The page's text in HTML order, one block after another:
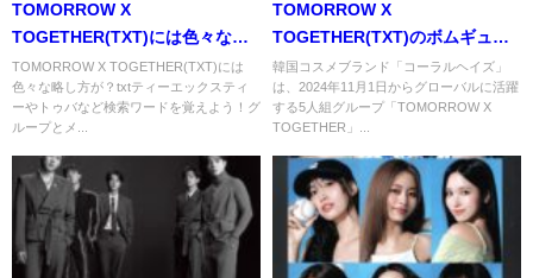
TOMORROW X
TOGETHER(TXT)には色々な略
し方が？txtティーエックスティ
ーやトゥバなど検索ワードを覚
えよう！
TOMORROW X TOGETHER(TXT)には
色々な略し方が？txtティーエックスティ
ーやトゥバなど検索ワードを覚えよう！グ
ループとメ...
TOMORROW X
TOGETHER(TXT)のボムギュが
コーラルヘイズのモデルに！気
になるリップの値段はお幾ら？
韓国コスメブランド「コーラルヘイズ」
は、2024年11月1日からグローバルに活躍
する5人組グループ「TOMORROW X
TOGETHER」...